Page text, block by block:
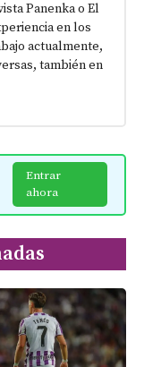
Panenka o El
en los
actualmente,
también en
Entrar
ahora